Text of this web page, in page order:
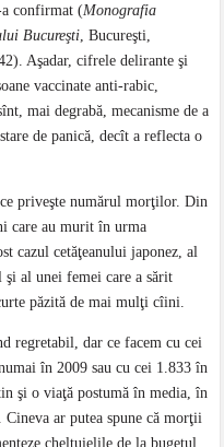
confirmat (Monografia
Bucureşti , Bucureşti,
Aşadar, cifrele delirante şi
vaccinate anti-rabic,
mai degrabă, mecanisme de a
de panică, decît a reflecta o
ce priveşte numărul morţilor. Din
care au murit în urma
cazul cetăţeanului japonez, al
al unei femei care a sărit
păzită de mai mulţi cîini.
regretabil, dar ce facem cu cei
în 2009 sau cu cei 1.833 în
şi o viaţă postumă în media, în
ar putea spune că morţii
cheltuielile de la bugetul